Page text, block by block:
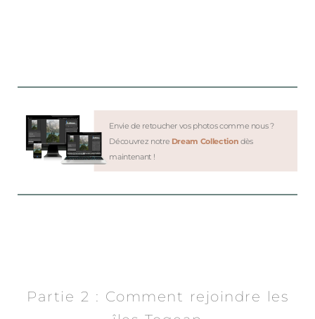
Envie de retoucher vos photos comme nous ?
Découvrez notre Dream Collection dès
maintenant !
Partie 2 : Comment rejoindre les